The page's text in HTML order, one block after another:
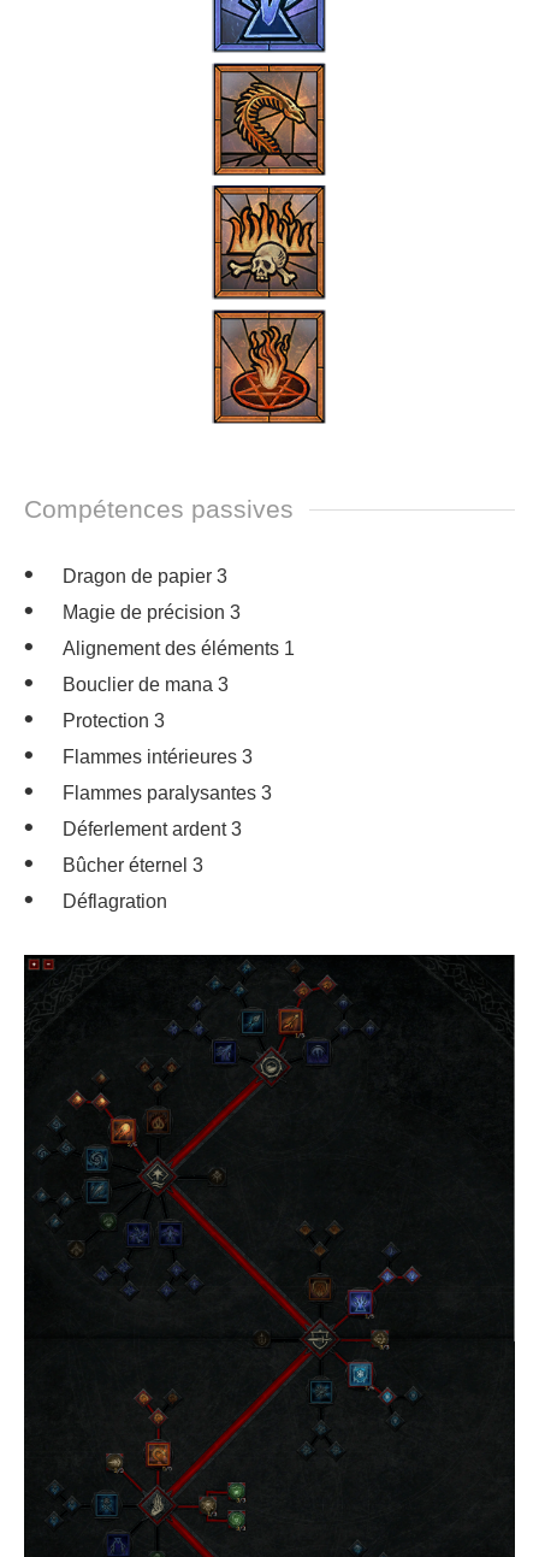
Compétences passives
Dragon de papier 3
Magie de précision 3
Alignement des éléments 1
Bouclier de mana 3
Protection 3
Flammes intérieures 3
Flammes paralysantes 3
Déferlement ardent 3
Bûcher éternel 3
Déflagration